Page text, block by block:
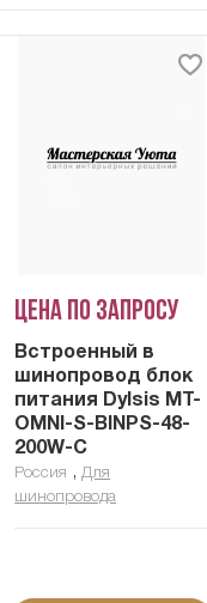
Цена по запросу
Встроенный в
шинопровод блок
питания Dylsis MT-
OMNI-S-BINPS-48-
200W-C
Россия ,Для
шинопровода